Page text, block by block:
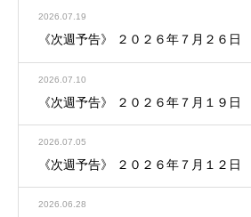
2026.07.19
《次週予告》 ２０２６年７月２６日
2026.07.10
《次週予告》 ２０２６年７月１９日
2026.07.05
《次週予告》 ２０２６年７月１２日
2026.06.28